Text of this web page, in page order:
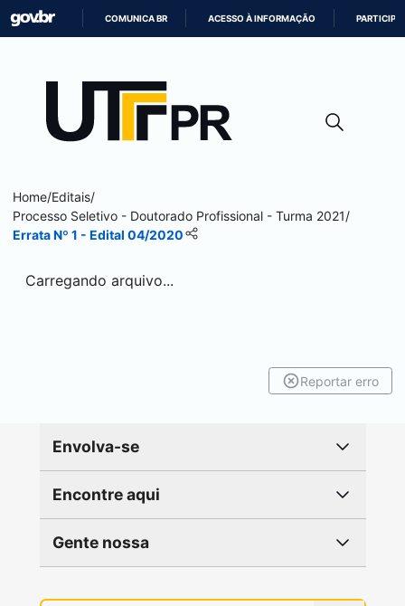
CONTEÚDO
COMUNICA BR ACESSO À INFORMAÇÃO PARTICIPE
Home/Editais/
Processo Seletivo - Doutorado Profissional - Turma 2021/
Errata Nº 1 - Edital 04/2020
Carregando arquivo...
Reportar erro
Envolva-se
Encontre aqui
Gente nossa